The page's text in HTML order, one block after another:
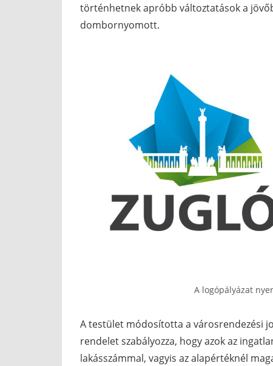
történhetnek apróbb változtatások a
dombornyomott.
A logópályázat
A testület módosította a városrendezési
rendelet szabályozza, hogy azok az
lakásszámmal, vagyis az alapértéknél